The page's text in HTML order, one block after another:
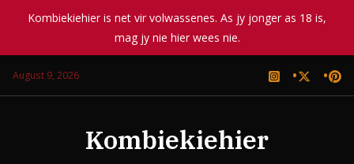
Kombiekiehier is net vir volwassenes. As jy jonger as 18 is,
mag jy nie hier wees nie.
August 9, 2026
Kombiekiehier